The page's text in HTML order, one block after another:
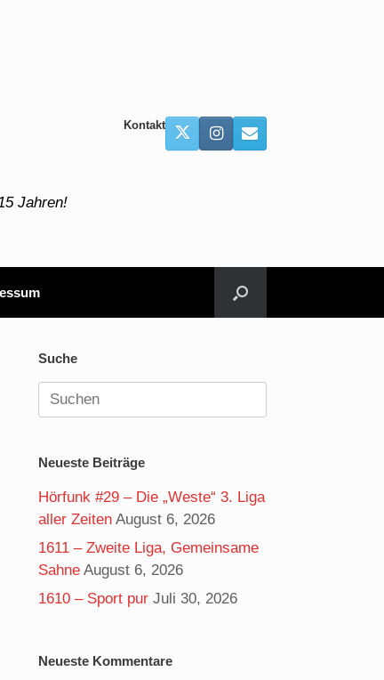
Jahren!
Kontakt
Suche
Suchen
nach:
Neueste Beiträge
Hörfunk #29 – Die „Weste“ 3. Liga
aller Zeiten August 6, 2026
1611 – Zweite Liga, Gemeinsame
Sahne August 6, 2026
1610 – Sport pur Juli 30, 2026
Neueste Kommentare